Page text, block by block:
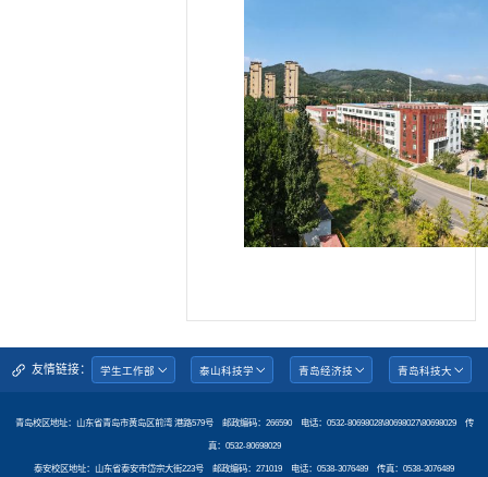
友情链接：
青岛校区地址：山东省青岛市黄岛区前湾 港路579号 邮政编码：266590 电话：0532-80698028\80698027\80698029 传
真：0532-80698029
泰安校区地址：山东省泰安市岱宗大街223号 邮政编码：271019 电话：0538-3076489 传真：0538-3076489